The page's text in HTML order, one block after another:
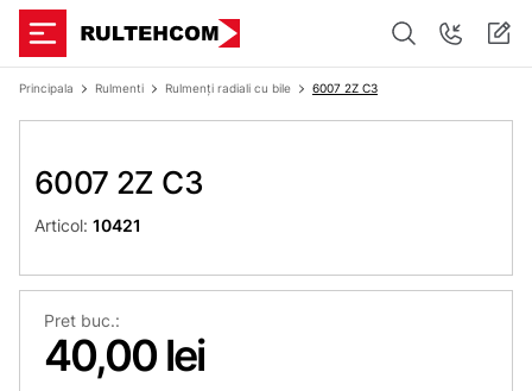
Principala Rulmenti Rulmenți radiali cu bile 6007 2Z C3
6007 2Z C3
Articol: 10421
Pret buc.:
40,00 lei